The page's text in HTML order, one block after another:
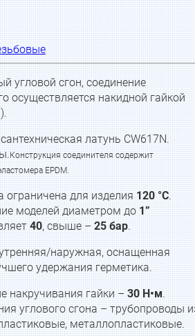
угловой сгон, соединение
осуществляется накидной гайкой
латунь CW617N.
Конструкция соединителя содержит
EPDM.
ограничена для изделия120 °C.
моделей диаметром до1”
40, свыше –25 бар.
наружная, оснащенная
удержания герметика.
накручивания гайки –30 H•м.
углового сгона – трубопроводы
металлопластиковые.